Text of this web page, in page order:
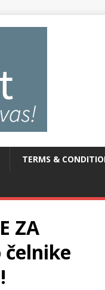
TERMS &
ZA
čelnike